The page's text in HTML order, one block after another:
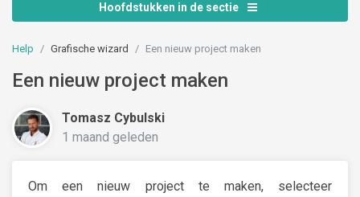
Hoofdstukken in de sectie
Help Grafische wizard Een nieuw project maken
Een nieuw project maken
Tomasz Cybulski
1 maand geleden
Om een nieuw project te maken, selecteer